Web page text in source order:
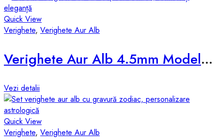
Quick View
Verighete, Verighete Aur Alb
Verighete Aur Alb 4.5mm Model d531-a
Vezi detalii
Quick View
Verighete, Verighete Aur Alb